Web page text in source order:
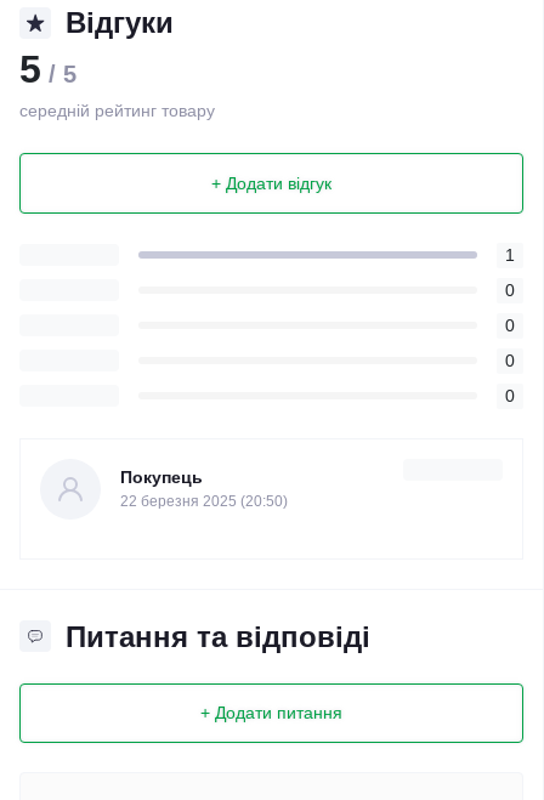
Відгуки
5 / 5
середній рейтинг товару
+ Додати відгук
1
0
0
0
0
Покупець
22 березня 2025 (20:50)
Питання та відповіді
+ Додати питання